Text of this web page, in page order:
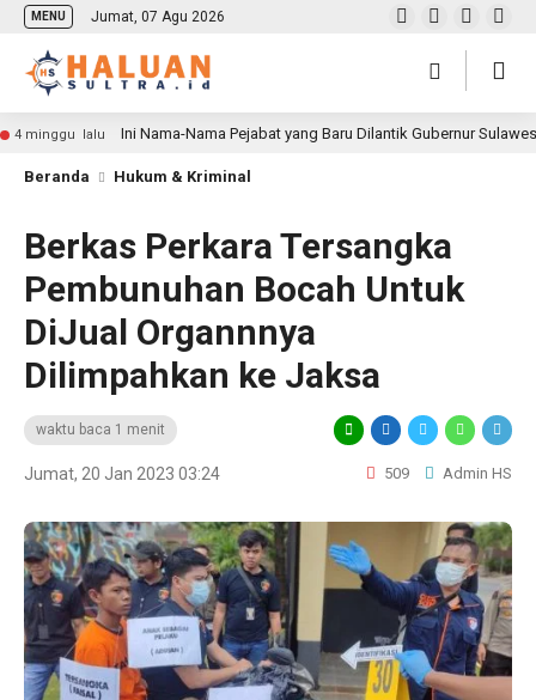
MENU Jumat, 07 Agu 2026
4 minggu lalu Ini Nama-Nama Pejabat yang Baru Dilantik Gubernur
Beranda Hukum & Kriminal
Berkas Perkara Tersangka
Pembunuhan Bocah Untuk
DiJual Organnnya
Dilimpahkan ke Jaksa
waktu baca 1 menit
Jumat, 20 Jan 2023 03:24 509 Admin HS